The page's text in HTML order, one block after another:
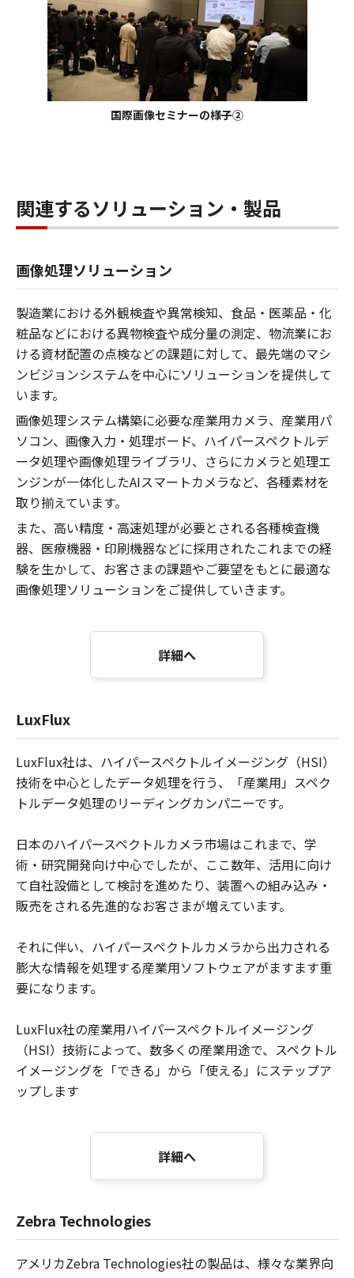
国際画像セミナーの様子②
関連するソリューション・製品
画像処理ソリューション
製造業における外観検査や異常検知、食品・医薬品・化
粧品などにおける異物検査や成分量の測定、物流業にお
ける資材配置の点検などの課題に対して、最先端のマシ
ンビジョンシステムを中心にソリューションを提供して
います。
画像処理システム構築に必要な産業用カメラ、産業用パ
ソコン、画像入力・処理ボード、ハイパースペクトルデ
ータ処理や画像処理ライブラリ、さらにカメラと処理エ
ンジンが一体化したAIスマートカメラなど、各種素材を
取り揃えています。
また、高い精度・高速処理が必要とされる各種検査機
器、医療機器・印刷機器などに採用されたこれまでの経
験を生かして、お客さまの課題やご要望をもとに最適な
画像処理ソリューションをご提供していきます。
詳細へ
LuxFlux
LuxFlux社は、ハイパースペクトルイメージング（HSI）
技術を中心としたデータ処理を行う、「産業用」スペク
トルデータ処理のリーディングカンパニーです。
日本のハイパースペクトルカメラ市場はこれまで、学
術・研究開発向け中心でしたが、ここ数年、活用に向け
て自社設備として検討を進めたり、装置への組み込み・
販売をされる先進的なお客さまが増えています。
それに伴い、ハイパースペクトルカメラから出力される
膨大な情報を処理する産業用ソフトウェアがますます重
要になります。
LuxFlux社の産業用ハイパースペクトルイメージング
（HSI）技術によって、数多くの産業用途で、スペクトル
イメージングを「できる」から「使える」にステップア
ップします
詳細へ
Zebra Technologies
アメリカZebra Technologies社の製品は、様々な業界向